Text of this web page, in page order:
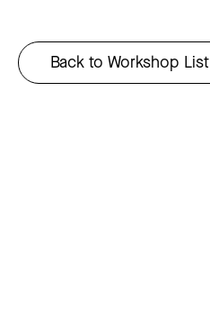
Back to Workshop List